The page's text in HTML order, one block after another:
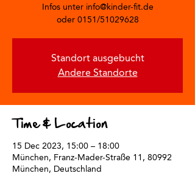
Infos unter info@kinder-fit.de
oder 0151/51029628
Standort ausgebucht
Andere Standorte
Time & Location
15 Dec 2023, 15:00 – 18:00
München, Franz-Mader-Straße 11, 80992
München, Deutschland